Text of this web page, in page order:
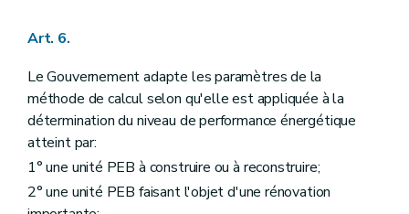
Art. 6.
Le Gouvernement adapte les paramètres de la
méthode de calcul selon qu'elle est appliquée à la
détermination du niveau de performance énergétique
atteint par:
1° une unité PEB à construire ou à reconstruire;
2° une unité PEB faisant l'objet d'une rénovation